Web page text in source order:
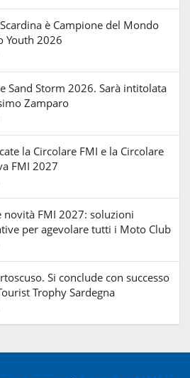
è Campione del Mondo
Youth 2026
Sand Storm 2026. Sarà intitolata
Zamparo
la Circolare FMI e la Circolare
FMI 2027
novità FMI 2027: soluzioni
per agevolare tutti i Moto Club
Si conclude con successo
Trophy Sardegna